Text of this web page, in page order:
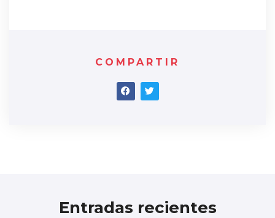
COMPARTIR
Entradas recientes